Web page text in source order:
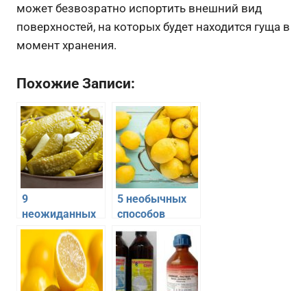
может безвозратно испортить внешний вид
поверхностей, на которых будет находится гуща в
момент хранения.
Похожие Записи:
9
неожиданных
способов
применения
огуречного
рассола
5 необычных
способов
применения в
быту
привычных
вещей